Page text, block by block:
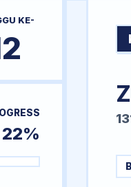
KE-
22%